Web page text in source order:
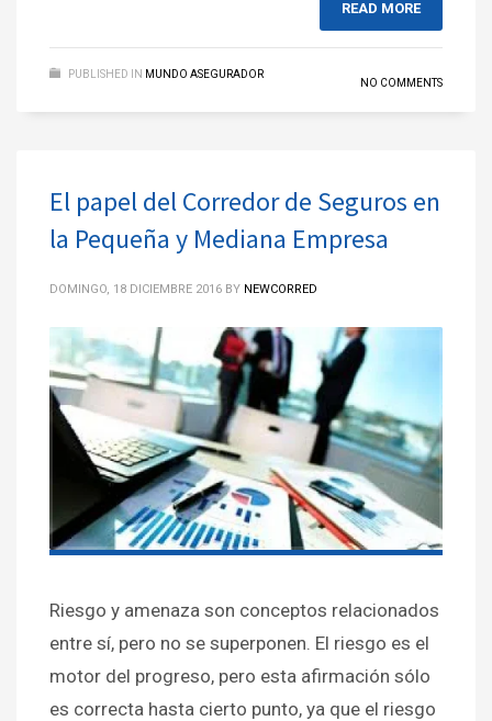
READ MORE
PUBLISHED IN MUNDO ASEGURADOR
NO COMMENTS
El papel del Corredor de Seguros en
la Pequeña y Mediana Empresa
DOMINGO, 18 DICIEMBRE 2016 BY NEWCORRED
Riesgo y amenaza son conceptos relacionados
entre sí, pero no se superponen. El riesgo es el
motor del progreso, pero esta afirmación sólo
es correcta hasta cierto punto, ya que el riesgo